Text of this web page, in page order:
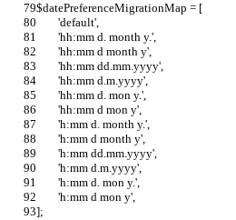
$datePreferenceMigrationMap = [
	'default',
	'hh:mm d. month y.',
	'hh:mm d month y',
	'hh:mm dd.mm.yyyy',
	'hh:mm d.m.yyyy',
	'hh:mm d. mon y.',
	'hh:mm d mon y',
	'h:mm d. month y.',
	'h:mm d month y',
	'h:mm dd.mm.yyyy',
	'h:mm d.m.yyyy',
	'h:mm d. mon y.',
	'h:mm d mon y',
];